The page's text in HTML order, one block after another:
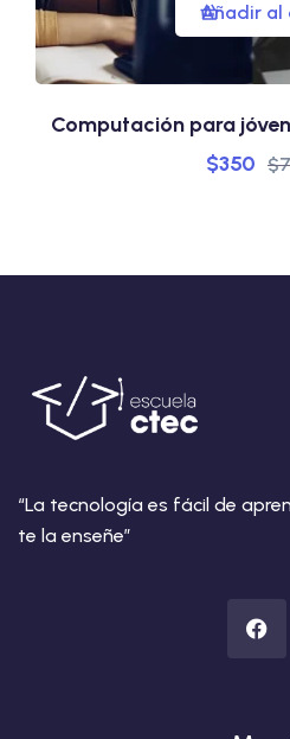
Añadir al
Computación para
$
$350
“La tecnología es fácil de
te la enseñe”